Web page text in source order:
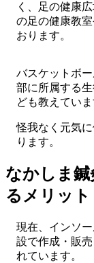
く、足の健康
の足の健康教
おります。
バスケットボ
部に所属する
ども教えていま
怪我なく元気
ります。
なかしま
るメリット
現在、インソ
設で作成・販
れています。